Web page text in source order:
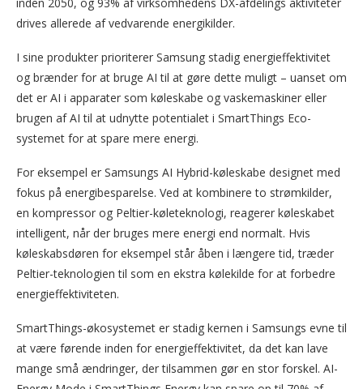
drives allerede af vedvarende energikilder.
I sine produkter prioriterer Samsung stadig energieffektivitet
og brænder for at bruge AI til at gøre dette muligt – uanset om
det er AI i apparater som køleskabe og vaskemaskiner eller
brugen af AI til at udnytte potentialet i SmartThings Eco-
systemet for at spare mere energi.
For eksempel er Samsungs AI Hybrid-køleskabe designet med
fokus på energibesparelse. Ved at kombinere to strømkilder,
en kompressor og Peltier-køleteknologi, reagerer køleskabet
intelligent, når der bruges mere energi end normalt. Hvis
køleskabsdøren for eksempel står åben i længere tid, træder
Peltier-teknologien til som en ekstra kølekilde for at forbedre
energieffektiviteten.
SmartThings-økosystemet er stadig kernen i Samsungs evne til
at være førende inden for energieffektivitet, da det kan lave
mange små ændringer, der tilsammen gør en stor forskel. AI-